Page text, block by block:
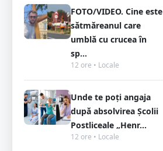
FOTO/VIDEO. Cine este
sătmăreanul care
umblă cu crucea în
sp...
12 ore • Locale
Unde te poți angaja
după absolvirea Școlii
Postliceale „Henr...
12 ore • Locale